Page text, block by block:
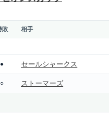
敗 相手
● セールシャークス
○ ストーマーズ